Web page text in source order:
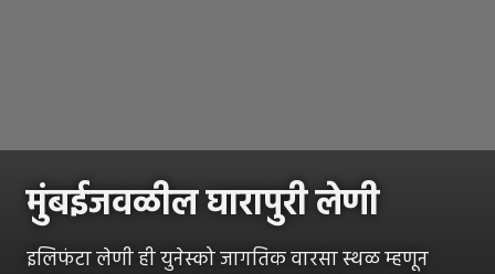
मुंबईजवळील घारापुरी लेणी
इलिफंटा लेणी ही युनेस्को जागतिक वारसा स्थळ म्हणून